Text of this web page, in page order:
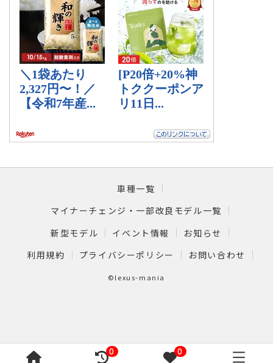
車種一覧
マイナーチェンジ・一部改良モデル一覧
新型モデル
イベント情報
お知らせ
利用規約
プライバシーポリシー お問い合わせ
©lexus-mania
0 0